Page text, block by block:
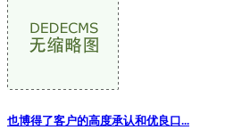
也博得了客户的高度承认和优良口...